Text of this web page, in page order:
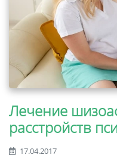
Лечение
расстройств
17.04.2017